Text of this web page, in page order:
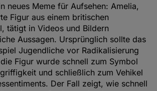
neues Meme für Aufsehen: Amelia,
Figur aus einem britischen
tätigt in Videos und Bildern
Aussagen. Ursprünglich sollte das
Jugendliche vor Radikalisierung
Figur wurde schnell zum Symbol
und schließlich zum Vehikel
Der Fall zeigt, wie schnell